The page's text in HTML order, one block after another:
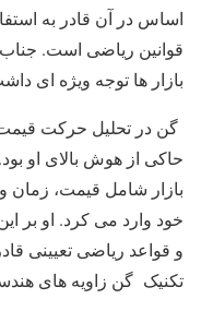
اساس در آن قادر به
قوانین ریاضی است.
بازار ها توجه ویژه ای
گن در تحلیل حرکت قیمت
حاکی از هوش بالای او
بازار شامل قیمت،
خود وارد می کرد. او بر
و قواعد ریاضی تعیینی
تکنیک گن زاویه های